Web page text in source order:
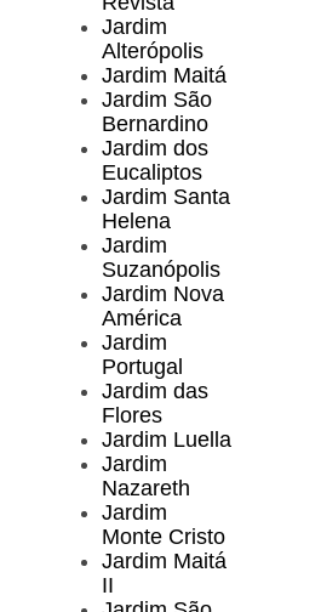
Jardim
Alterópolis
Jardim Maitá
Jardim São
Bernardino
Jardim dos
Eucaliptos
Jardim Santa
Helena
Jardim
Suzanópolis
Jardim Nova
América
Jardim
Portugal
Jardim das
Flores
Jardim Luella
Jardim
Nazareth
Jardim
Monte Cristo
Jardim Maitá
II